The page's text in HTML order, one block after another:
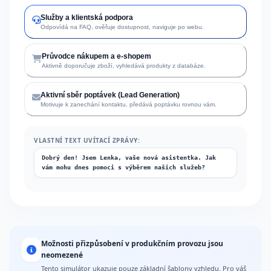
Služby a klientská podpora
Odpovídá na FAQ, ověřuje dostupnost, naviguje po webu.
Průvodce nákupem a e-shopem
Aktivně doporučuje zboží, vyhledává produkty z databáze.
Aktivní sběr poptávek (Lead Generation)
Motivuje k zanechání kontaktu, předává poptávku rovnou vám.
VLASTNÍ TEXT UVÍTACÍ ZPRÁVY:
Možnosti přizpůsobení v produkčním provozu jsou
neomezené
Tento simulátor ukazuje pouze základní šablony vzhledu. Pro váš